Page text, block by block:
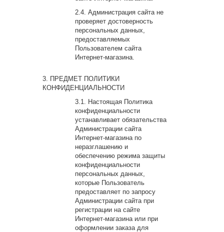
Администрация сайта не
проверяет достоверность
персональных данных,
предоставляемых
Пользователем сайта
Интернет-магазина.
ПРЕДМЕТ ПОЛИТИКИ
КОНФИДЕНЦИАЛЬНОСТИ
Настоящая Политика
конфиденциальности
устанавливает обязательства
Администрации сайта
Интернет-магазина по
неразглашению и
обеспечению режима защиты
конфиденциальности
персональных данных,
которые Пользователь
предоставляет по запросу
Администрации сайта при
регистрации на сайте
Интернет-магазина или при
оформлении заказа для